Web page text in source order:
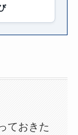
ておきた